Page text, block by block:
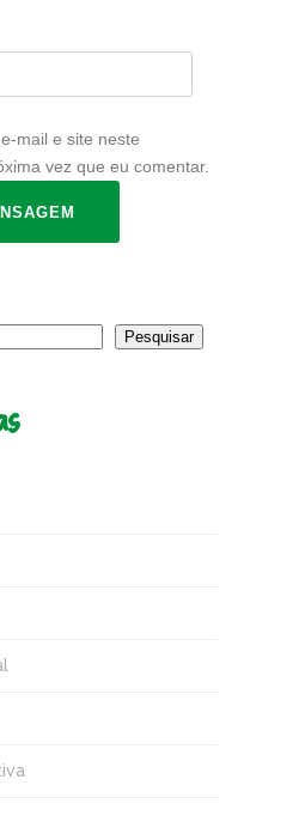
mail e site neste
vez que eu comentar.
Pesquisar